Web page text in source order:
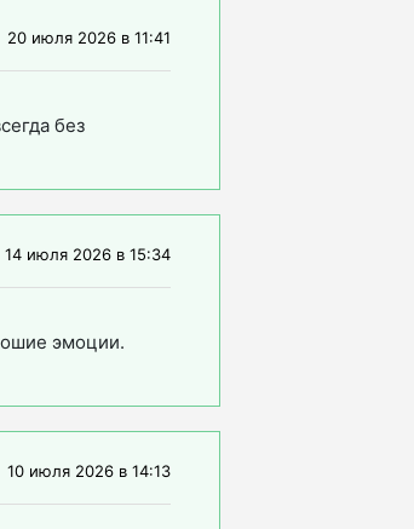
20 июля 2026 в 11:41
без
14 июля 2026 в 15:34
эмоции.
10 июля 2026 в 14:13